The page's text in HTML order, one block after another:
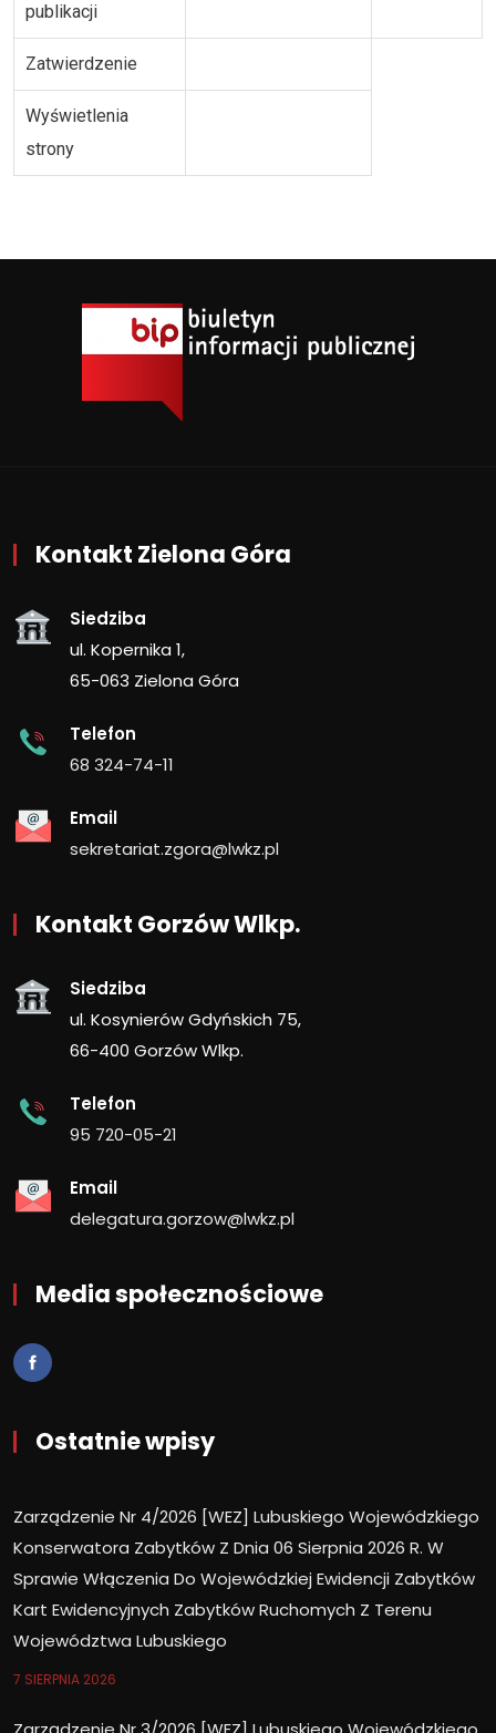
publikacji
Zatwierdzenie
Wyświetlenia
strony
Kontakt Zielona Góra
Siedziba
ul. Kopernika 1,
65-063 Zielona Góra
Telefon
68 324-74-11
Email
sekretariat.zgora@lwkz.pl
Kontakt Gorzów Wlkp.
Siedziba
ul. Kosynierów Gdyńskich 75,
66-400 Gorzów Wlkp.
Telefon
95 720-05-21
Email
delegatura.gorzow@lwkz.pl
Media społecznościowe
Ostatnie wpisy
Zarządzenie Nr 4/2026 [WEZ] Lubuskiego Wojewódzkiego
Konserwatora Zabytków Z Dnia 06 Sierpnia 2026 R. W
Sprawie Włączenia Do Wojewódzkiej Ewidencji Zabytków
Kart Ewidencyjnych Zabytków Ruchomych Z Terenu
Województwa Lubuskiego
7 SIERPNIA 2026